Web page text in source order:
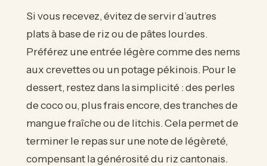
Si vous recevez, évitez de servir d’autres
plats à base de riz ou de pâtes lourdes.
Préférez une entrée légère comme des nems
aux crevettes ou un potage pékinois. Pour le
dessert, restez dans la simplicité : des perles
de coco ou, plus frais encore, des tranches de
mangue fraîche ou de litchis. Cela permet de
terminer le repas sur une note de légèreté,
compensant la générosité du riz cantonais.